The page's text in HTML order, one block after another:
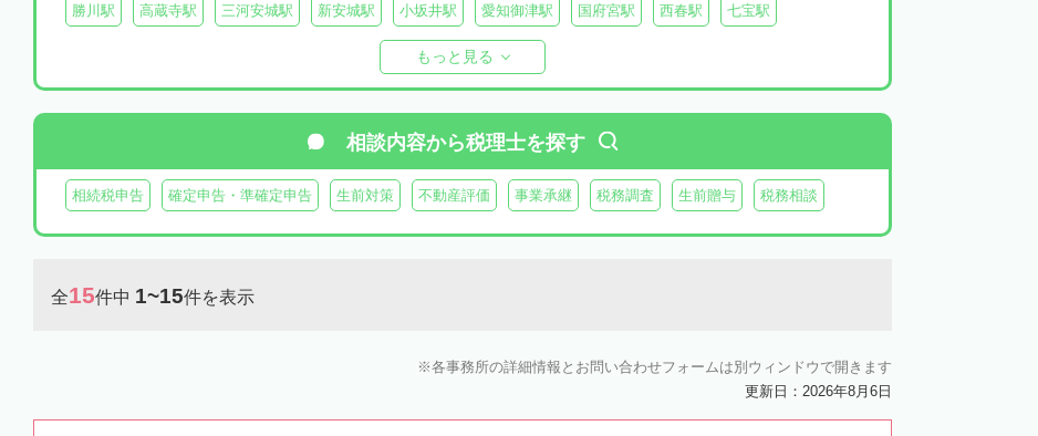
勝川駅 高蔵寺駅 三河安城駅 新安城駅 小坂井駅 愛知御津駅 国府宮駅 西春駅 七宝駅
もっと見る
相談内容から税理士を探す
相続税申告 確定申告・準確定申告 生前対策 不動産評価 事業承継 税務調査 生前贈与 税務相談
全15件中 1~15件を表示
各事務所の詳細情報とお問い合わせフォームは別ウィンドウで開きます
更新日：2026年8月6日